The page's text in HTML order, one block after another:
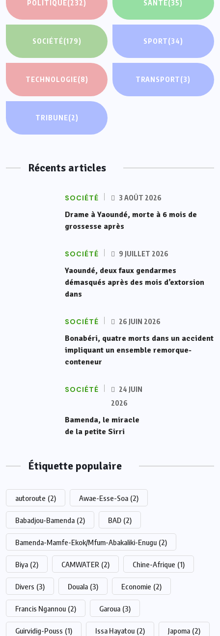
POLITIQUE(232) SANTÉ(35)
SOCIÉTÉ(179) SPORT(34)
TECHNOLOGIE(8) TRANSPORT(3)
TRIBUNE(2)
Récents articles
SOCIÉTÉ 3 AOÛT 2026
Drame à Yaoundé, morte à 6 mois de
grossesse après
SOCIÉTÉ 9 JUILLET 2026
Yaoundé, deux faux gendarmes
démasqués après des mois d’extorsion
dans
SOCIÉTÉ 26 JUIN 2026
Bonabéri, quatre morts dans un accident
impliquant un ensemble remorque-
conteneur
SOCIÉTÉ
24 JUIN
2026
Bamenda, le miracle
de la petite Sirri
Étiquette populaire
autoroute (2) Awae-Esse-Soa (2)
Babadjou-Bamenda (2) BAD (2)
Bamenda-Mamfe-Ekok/Mfum-Abakaliki-Enugu (2)
Biya (2) CAMWATER (2) Chine-Afrique (1)
Divers (3) Douala (3) Economie (2)
Francis Ngannou (2) Garoua (3)
Guirvidig-Pouss (1) Issa Hayatou (2) Japoma (2)